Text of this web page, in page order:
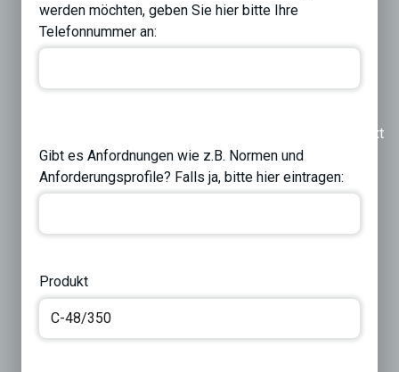
werden möchten, geben Sie hier bitte Ihre
Telefonnummer an:
Next
Gibt es Anfordnungen wie z.B. Normen und
Anforderungsprofile? Falls ja, bitte hier eintragen:
Produkt